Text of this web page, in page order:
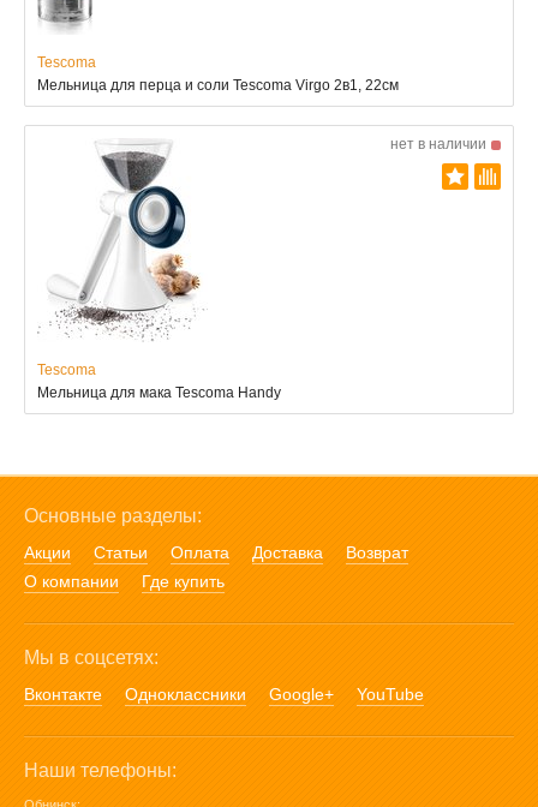
Tescoma
Мельница для перца и соли Tescoma Virgo 2в1, 22см
нет в наличии
Tescoma
Мельница для мака Tescoma Handy
Основные разделы:
Акции Статьи Оплата Доставка
Возврат
О компании
Где купить
Мы в соцсетях:
Вконтакте Одноклассники Google+ YouTube
Наши телефоны: